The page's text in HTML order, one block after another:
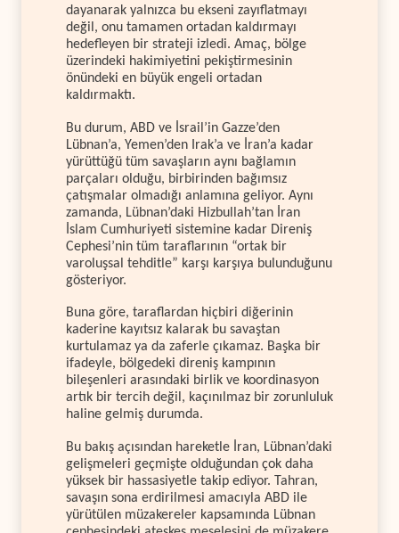
dayanarak yalnızca bu ekseni zayıflatmayı
değil, onu tamamen ortadan kaldırmayı
hedefleyen bir strateji izledi. Amaç, bölge
üzerindeki hakimiyetini pekiştirmesinin
önündeki en büyük engeli ortadan
kaldırmaktı.
Bu durum, ABD ve İsrail’in Gazze’den
Lübnan’a, Yemen’den Irak’a ve İran’a kadar
yürüttüğü tüm savaşların aynı bağlamın
parçaları olduğu, birbirinden bağımsız
çatışmalar olmadığı anlamına geliyor. Aynı
zamanda, Lübnan’daki Hizbullah’tan İran
İslam Cumhuriyeti sistemine kadar Direniş
Cephesi’nin tüm taraflarının “ortak bir
varoluşsal tehditle” karşı karşıya bulunduğunu
gösteriyor.
Buna göre, taraflardan hiçbiri diğerinin
kaderine kayıtsız kalarak bu savaştan
kurtulamaz ya da zaferle çıkamaz. Başka bir
ifadeyle, bölgedeki direniş kampının
bileşenleri arasındaki birlik ve koordinasyon
artık bir tercih değil, kaçınılmaz bir zorunluluk
haline gelmiş durumda.
Bu bakış açısından hareketle İran, Lübnan’daki
gelişmeleri geçmişte olduğundan çok daha
yüksek bir hassasiyetle takip ediyor. Tahran,
savaşın sona erdirilmesi amacıyla ABD ile
yürütülen müzakereler kapsamında Lübnan